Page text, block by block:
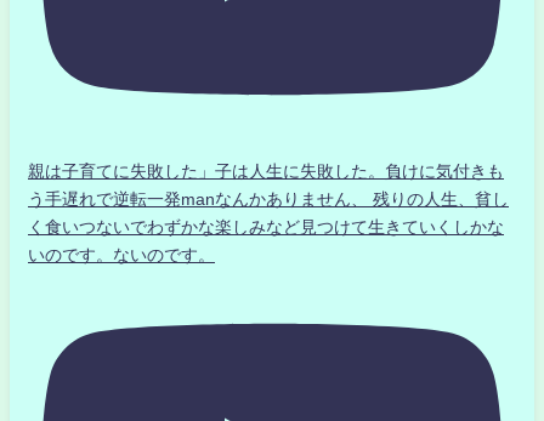
親は子育てに失敗した」子は人生に失敗した。負けに気付きも
う手遅れで逆転一発manなんかありません、 残りの人生、貧し
く食いつないでわずかな楽しみなど見つけて生きていくしかな
いのです。ないのです。